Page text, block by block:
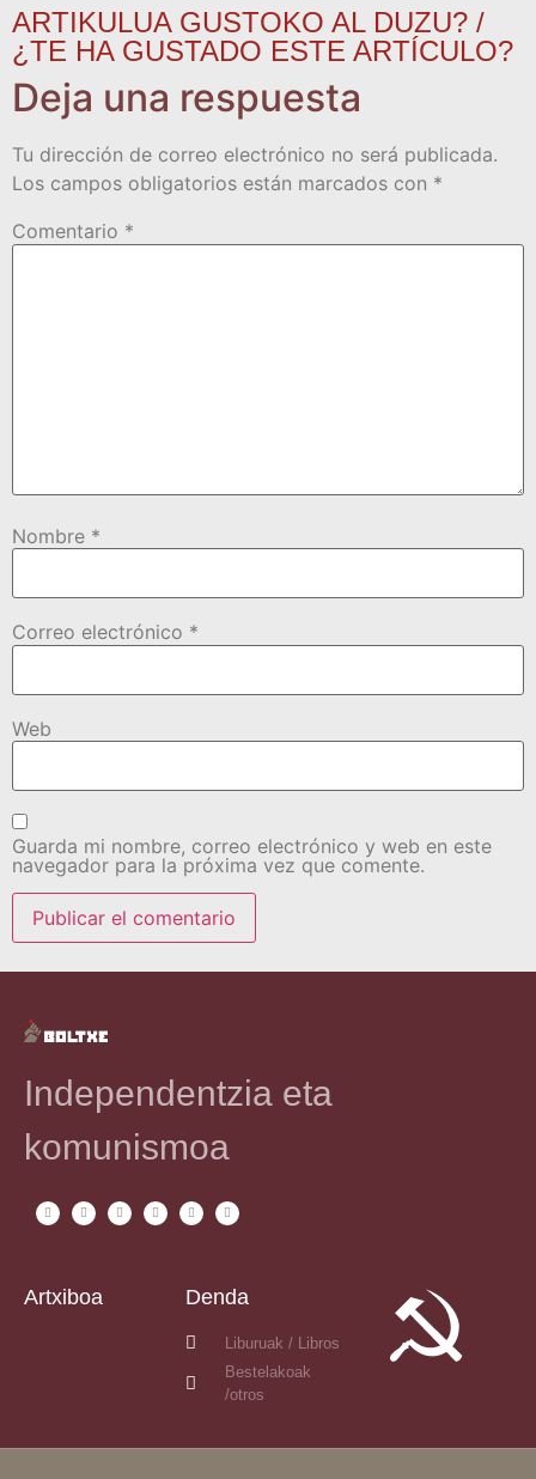
ARTIKULUA GUSTOKO AL DUZU? /
¿TE HA GUSTADO ESTE ARTÍCULO?
Deja una respuesta
Tu dirección de correo electrónico no será publicada.
Los campos obligatorios están marcados con *
Comentario *
Nombre *
Correo electrónico *
Web
Guarda mi nombre, correo electrónico y web en este
navegador para la próxima vez que comente.
Independentzia eta
komunismoa
Artxiboa Denda
Liburuak / Libros
Bestelakoak
/otros